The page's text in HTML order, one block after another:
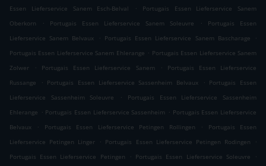
Essen Lieferservice Sanem Esch-Belval
.
Portugais Essen Lieferservice Sanem
Oberkorn
. Portugais Essen Lieferservice Sanem Soleuvre .
Portugais Essen
Lieferservice Sanem Belvaux
. Portugais Essen Lieferservice Sanem Bascharage
.
Portugais Essen Lieferservice Sanem Ehlerange . Portugais Essen Lieferservice Sanem
Zolwer
. Portugais Essen Lieferservice Sanem .
Portugais Essen Lieferservice
Russange
. Portugais Essen Lieferservice Sassenheim Belvaux . Portugais Essen
Lieferservice Sassenheim Soleuvre
.
Portugais Essen Lieferservice Sassenheim
Ehlerange . Portugais Essen Lieferservice Sassenheim . Portugais Essen Lieferservice
Belvaux
. Portugais Essen Lieferservice Petingen Rollingen .
Portugais Essen
Lieferservice Petingen Linger
. Portugais Essen Lieferservice Petingen Rodingen
.
Portugais Essen Lieferservice Petingen
. Portugais Essen Lieferservice Soleuvre
.